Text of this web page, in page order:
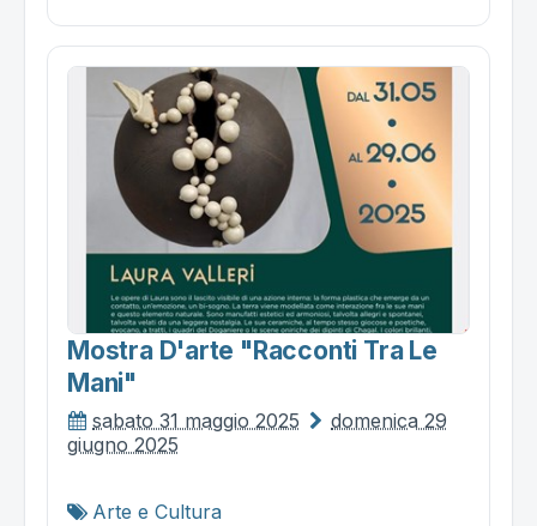
Mostra D'arte "racconti Tra Le
Mani"
sabato 31 maggio 2025
domenica 29
giugno 2025
Arte e Cultura